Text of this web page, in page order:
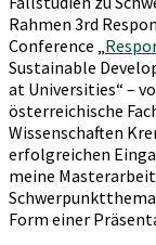
Rahmen 3rd
Conference „
Sustainable
at Universities“ –
österreichische
Wissenschaften
erfolgreichen
meine
Form einer